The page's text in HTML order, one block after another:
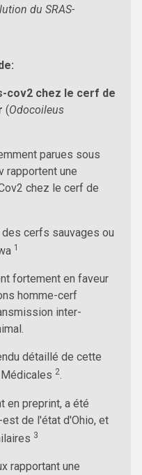
du SRAS-
cov2 chez le cerf de
(Odocoileus
parues sous
rapportent une
chez le cerf de
cerfs sauvages ou
1
fortement en faveur
homme-cerf
inter-
détaillé de cette
2.
en preprint, a été
de l'état d'Ohio, et
3
rapportant une